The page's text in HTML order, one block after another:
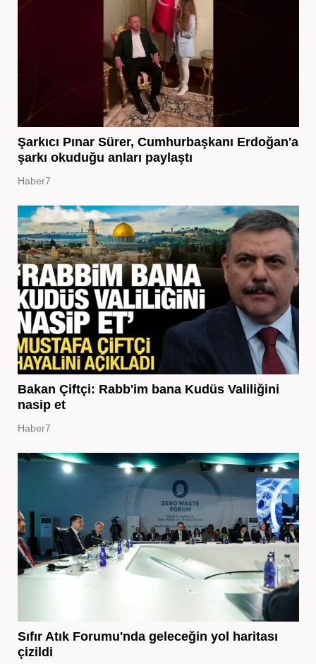
Şarkıcı Pınar Sürer, Cumhurbaşkanı Erdoğan'a
şarkı okuduğu anları paylaştı
Haber7
Bakan Çiftçi: Rabb'im bana Kudüs Valiliğini
nasip et
Haber7
Sıfır Atık Forumu'nda geleceğin yol haritası
çizildi